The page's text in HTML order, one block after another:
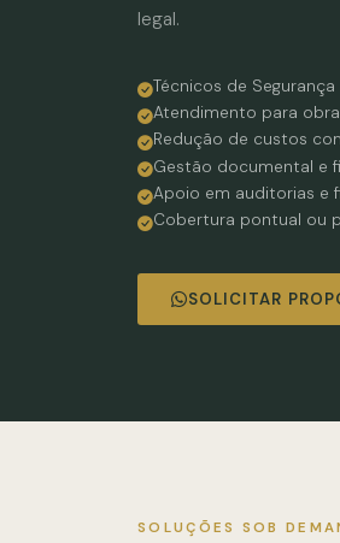
legal.
Técnicos de
Atendimento para
Redução de custos
Gestão documental e
Apoio em auditorias e
Cobertura pontual ou
SOLICITAR
SOLUÇÕES SOB